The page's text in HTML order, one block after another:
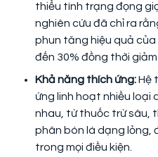
thiểu tình trạng đọng
nghiên cứu đã chỉ ra
phun tăng hiệu quả
đến 30% đồng thời
Khả năng thích ứng:Hệ
ứng linh hoạt nhiều loại
nhau, từ thuốc trừ sâu,
phân bón lá dạng lỏng,
trong mọi điều kiện.